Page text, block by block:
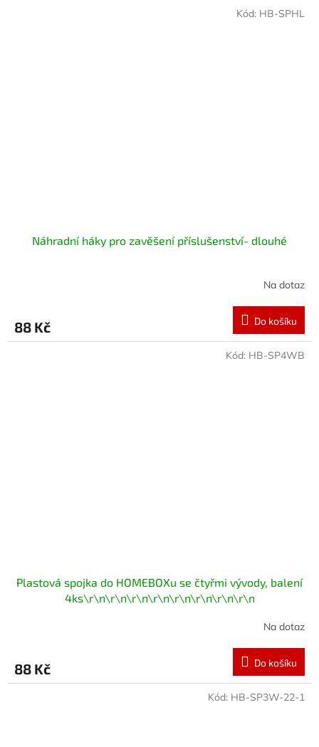
Náhradní háky pro zavěšení příslušenství- dlouhé
Na dotaz
88 Kč Do košíku
Kód: HB-SPHL
Plastová spojka do HOMEBOXu se čtyřmi vývody, balení
4ks\r\n\r\n\r\n\r\n\r\n\r\n\r\n\r\n
Na dotaz
88 Kč Do košíku
Kód: HB-SP4WB
Kód: HB-SP3W-22-1